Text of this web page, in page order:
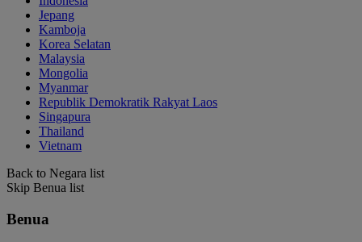
Jepang
Kamboja
Korea Selatan
Malaysia
Mongolia
Myanmar
Republik Demokratik Rakyat Laos
Singapura
Thailand
Vietnam
Back to Negara list
Skip Benua list
Benua